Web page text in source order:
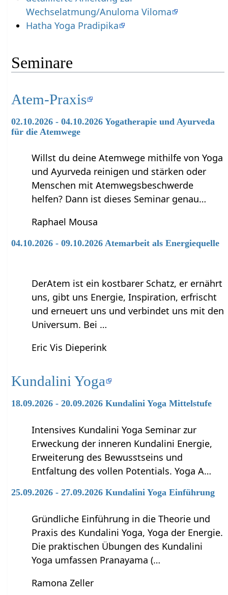
Wechselatmung/Anuloma Viloma
Hatha Yoga Pradipika
Seminare
Atem-Praxis
02.10.2026 - 04.10.2026 Yogatherapie und Ayurveda
für die Atemwege
Willst du deine Atemwege mithilfe von Yoga
und Ayurveda reinigen und stärken oder
Menschen mit Atemwegsbeschwerde
helfen? Dann ist dieses Seminar genau…
Raphael Mousa
04.10.2026 - 09.10.2026 Atemarbeit als Energiequelle
DerAtem ist ein kostbarer Schatz, er ernährt
uns, gibt uns Energie, Inspiration, erfrischt
und erneuert uns und verbindet uns mit den
Universum. Bei …
Eric Vis Dieperink
Kundalini Yoga
18.09.2026 - 20.09.2026 Kundalini Yoga Mittelstufe
Intensives Kundalini Yoga Seminar zur
Erweckung der inneren Kundalini Energie,
Erweiterung des Bewusstseins und
Entfaltung des vollen Potentials. Yoga A…
25.09.2026 - 27.09.2026 Kundalini Yoga Einführung
Gründliche Einführung in die Theorie und
Praxis des Kundalini Yoga, Yoga der Energie.
Die praktischen Übungen des Kundalini
Yoga umfassen Pranayama (…
Ramona Zeller